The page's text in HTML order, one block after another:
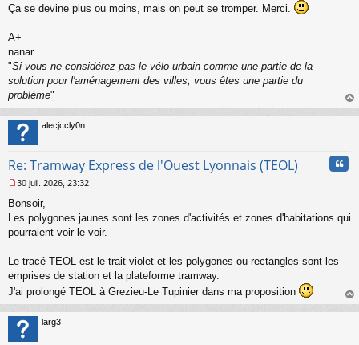
g
n
o
n
l
u
Ça se devine plus ou moins, mais on peut se tromper. Merci.
A+
nanar
"Si vous ne considérez pas le vélo urbain comme une partie de la
solution pour l'aménagement des villes, vous êtes une partie du
problème"
au
alecjccly0n
Re: Tramway Express de l'Ouest Lyonnais (TEOL)
e
s
e
n
o
l
u
30 juil. 2026, 23:32
Bonsoir,
Les polygones jaunes sont les zones d'activités et zones d'habitations qui
pourraient voir le voir.
Le tracé TEOL est le trait violet et les polygones ou rectangles sont les
emprises de station et la plateforme tramway.
J'ai prolongé TEOL à Grezieu-Le Tupinier dans ma proposition
au
larg3